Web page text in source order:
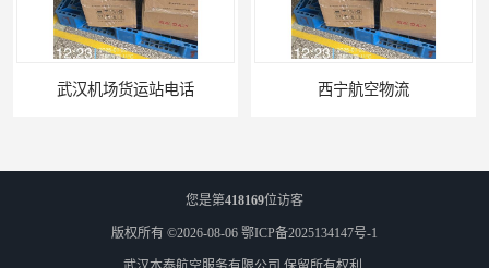
西宁航空物流
您是第418169位访客
版权所有 ©2026-08-06 鄂ICP备2025134147号-1